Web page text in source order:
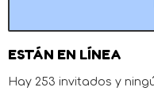
ESTÁN EN LÍNEA
Hay 253 invitados y